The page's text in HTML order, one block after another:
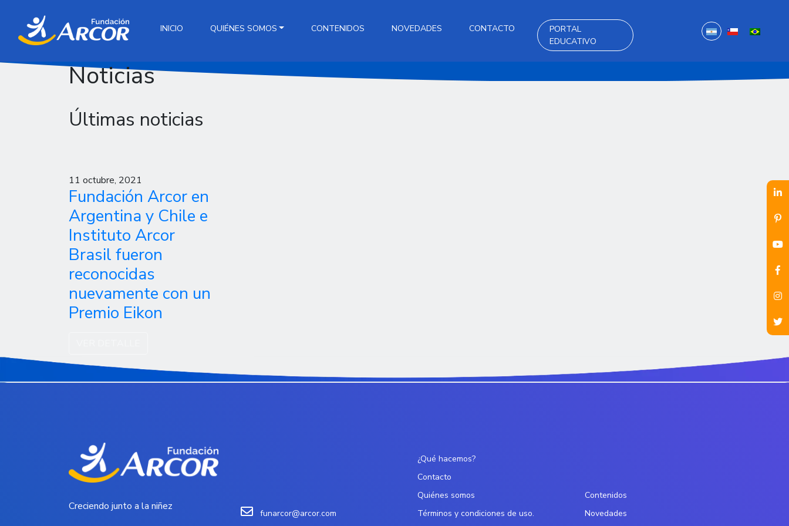
INICIO QUIÉNES SOMOS CONTENIDOS NOVEDADES CONTACTO
PORTAL
EDUCATIVO
Noticias
Últimas noticias
11 octubre, 2021
Fundación Arcor en
Argentina y Chile e
Instituto Arcor
Brasil fueron
reconocidas
nuevamente con un
Premio Eikon
Creciendo junto a la niñez
funarcor@arcor.com
¿Qué hacemos?
Contacto
Quiénes somos
Términos y condiciones de uso.
Contenidos
Novedades